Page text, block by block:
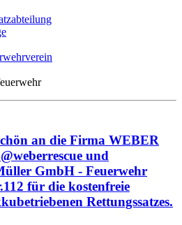
an die Firma WEBER
und
GmbH - Feuerwehr
für die kostenfreie
Rettungssatzes.